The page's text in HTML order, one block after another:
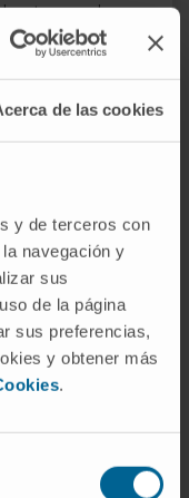
de las cookies
y de terceros con
navegación y
sus
de la página
sus preferencias,
y obtener más
.
otro modo
que pudiera
o de 7:1 a
frente a
de β-
otros
natural.